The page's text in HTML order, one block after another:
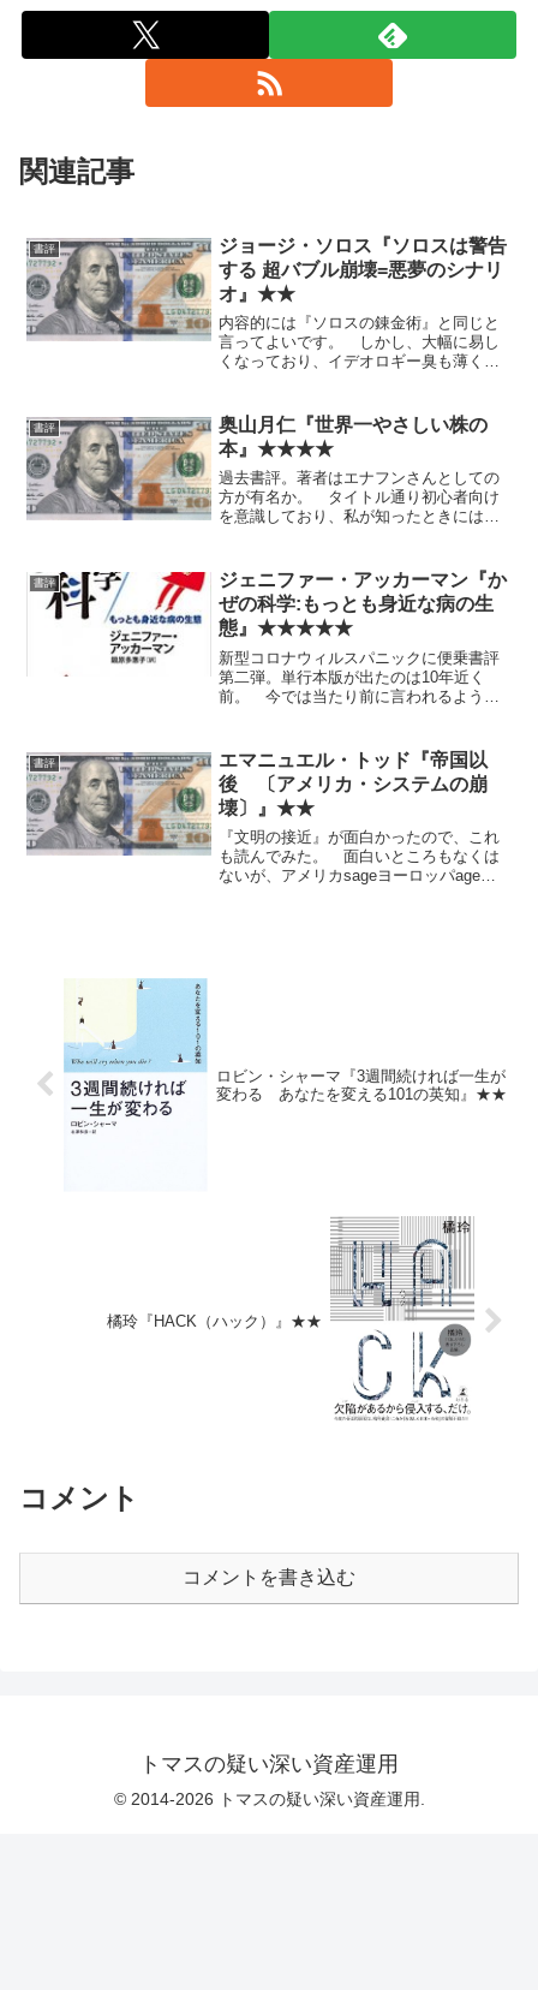
関連記事
書評
ジョージ・ソロス『ソロスは警告
する 超バブル崩壊=悪夢のシナリ
オ』★★
内容的には『ソロスの錬金術』と同じと
言ってよいです。 しかし、大幅に易し
くなっており、イデオロギー臭も薄く、
と微妙です。 内容には直接関係ありま
せんが、訳者の徳川家広氏...
書評
奥山月仁『世界一やさしい株の
本』★★★★
過去書評。著者はエナフンさんとしての
方が有名か。 タイトル通り初心者向け
を意識しており、私が知ったときにはす
で投資や株にまったく興味がなかった
人、あるいは子供に読ませた...
書評
ジェニファー・アッカーマン『か
ぜの科学:もっとも身近な病の生
態』★★★★★
新型コロナウィルスパニックに便乗書評
第二弾。単行本版が出たのは10年近く
前。 今では当たり前に言われるように
のは、この本でも強調されていたと思
う。 全体としてとても面白...
書評
エマニュエル・トッド『帝国以
後 〔アメリカ・システムの崩
壊〕』★★
『文明の接近』が面白かったので、これ
も読んでみた。 面白いところもなくは
ないが、アメリカsageヨーロッパageの
ロビン・シャーマ『3週間続ければ一生が
変わる あなたを変える101の英知』★★
橘玲『HACK（ハック）』★★
コメント
コメントを書き込む
トマスの疑い深い資産運用
© 2014-2026 トマスの疑い深い資産運用.